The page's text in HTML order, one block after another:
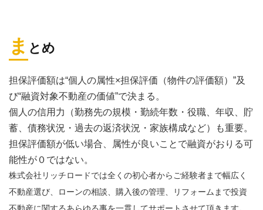
ま とめ
担保評価額は“個人の属性×担保評価（物件の評価額）”及
び“融資対象不動産の価値”で決まる。
個人の信用力（勤務先の規模・勤続年数・役職、年収、貯
蓄、債務状況・過去の返済状況・家族構成など）も重要。
担保評価額が低い場合、属性が良いことで融資がおりる可
能性が０ではない。
株式会社リッチロードでは全くの初心者からご経験者まで幅広く
不動産選び、ローンの相談、購入後の管理、リフォームまで投資